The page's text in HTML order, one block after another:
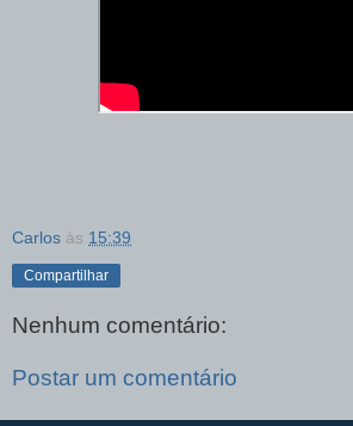
Carlos às 15:39
Compartilhar
Nenhum comentário:
Postar um comentário